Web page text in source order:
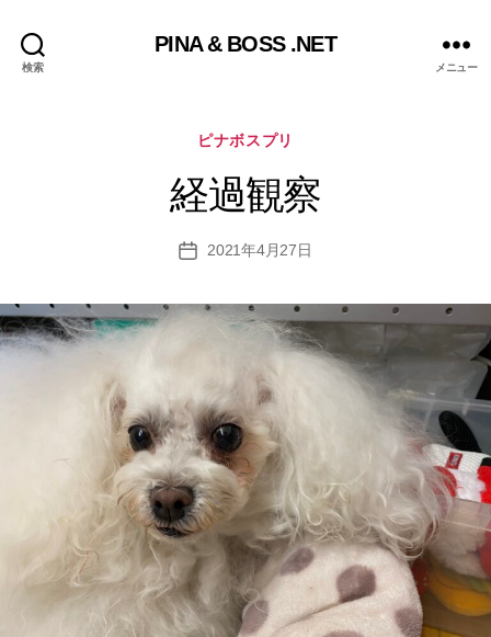
検索
PINA & BOSS .NET
メニュー
カ
ゴ
リ
ピナボスプリ
経過観察
投
2021年4月27日